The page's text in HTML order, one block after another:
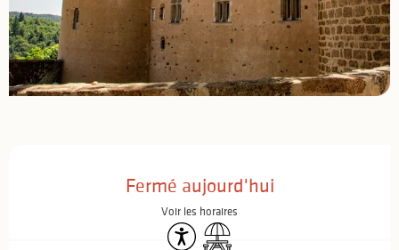
Fermé aujourd'hui
Voir les horaires
AccessibilitéAire de pique nique